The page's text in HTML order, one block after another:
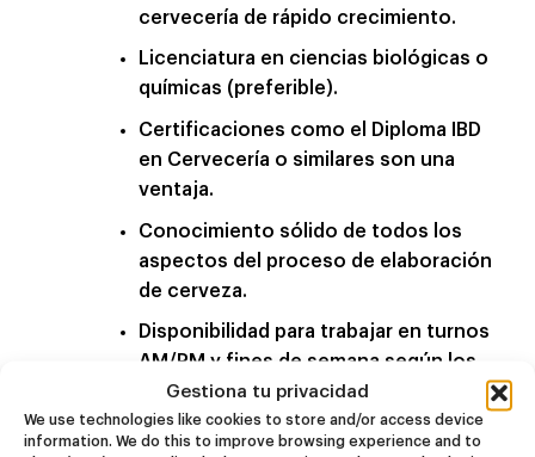
Gestiona tu privacidad
We use technologies like cookies to store and/or access device
information. We do this to improve browsing experience and to
cervecería de rápido crecimiento.
Licenciatura en ciencias biológicas o
químicas (preferible).
Certificaciones como el Diploma IBD
en Cervecería o similares son una
ventaja.
Conocimiento sólido de todos los
aspectos del proceso de elaboración
de cerveza.
Disponibilidad para trabajar en turnos
AM/PM y fines de semana según los
objetivos de producción.
Experiencia en recopilación de datos